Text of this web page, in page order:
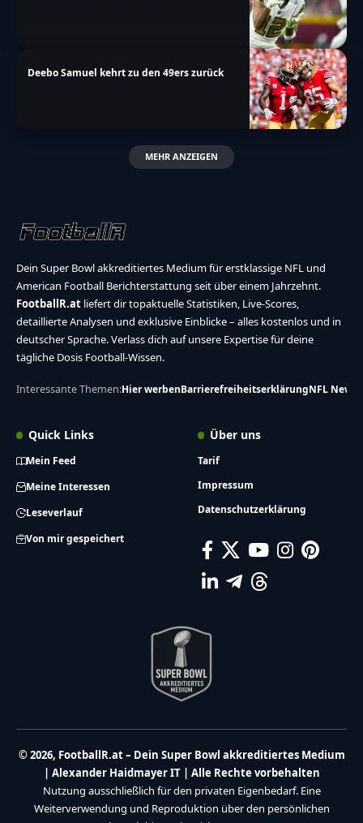
Deebo Samuel kehrt zu den 49ers zurück
MEHR ANZEIGEN
Dein Super Bowl akkreditiertes Medium für erstklassige NFL und
American Football Berichterstattung seit über einem Jahrzehnt.
FootballR.at liefert dir topaktuelle Statistiken, Live-Scores,
detaillierte Analysen und exklusive Einblicke – alles kostenlos und in
deutscher Sprache. Verlass dich auf unsere Expertise für deine
tägliche Dosis Football-Wissen.
Interessante Themen:Hier werbenBarrierefreiheitserklärungNFL News
Quick Links
Mein Feed
Meine Interessen
Leseverlauf
Von mir gespeichert
Über uns
Tarif
Impressum
Datenschutzerklärung
© 2026, FootballR.at – Dein Super Bowl akkreditiertes Medium
| Alexander Haidmayer IT | Alle Rechte vorbehalten
Nutzung ausschließlich für den privaten Eigenbedarf. Eine
Weiterverwendung und Reproduktion über den persönlichen